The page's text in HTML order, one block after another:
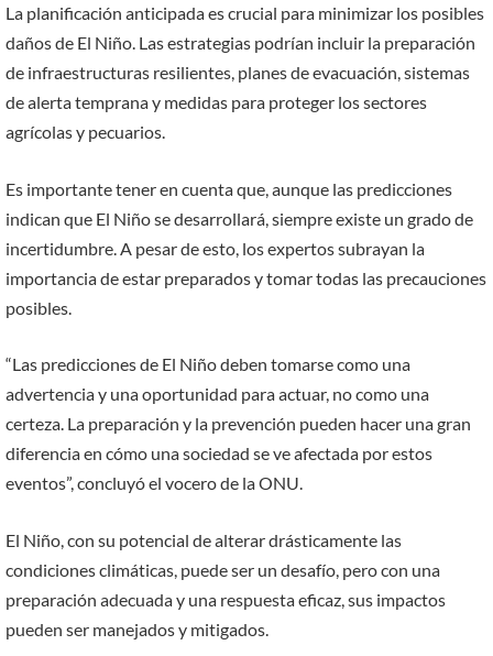
La planificación anticipada es crucial para minimizar los posibles
daños de El Niño. Las estrategias podrían incluir la preparación
de infraestructuras resilientes, planes de evacuación, sistemas
de alerta temprana y medidas para proteger los sectores
agrícolas y pecuarios.
Es importante tener en cuenta que, aunque las predicciones
indican que El Niño se desarrollará, siempre existe un grado de
incertidumbre. A pesar de esto, los expertos subrayan la
importancia de estar preparados y tomar todas las precauciones
posibles.
“Las predicciones de El Niño deben tomarse como una
advertencia y una oportunidad para actuar, no como una
certeza. La preparación y la prevención pueden hacer una gran
diferencia en cómo una sociedad se ve afectada por estos
eventos”, concluyó el vocero de la ONU.
El Niño, con su potencial de alterar drásticamente las
condiciones climáticas, puede ser un desafío, pero con una
preparación adecuada y una respuesta eficaz, sus impactos
pueden ser manejados y mitigados.